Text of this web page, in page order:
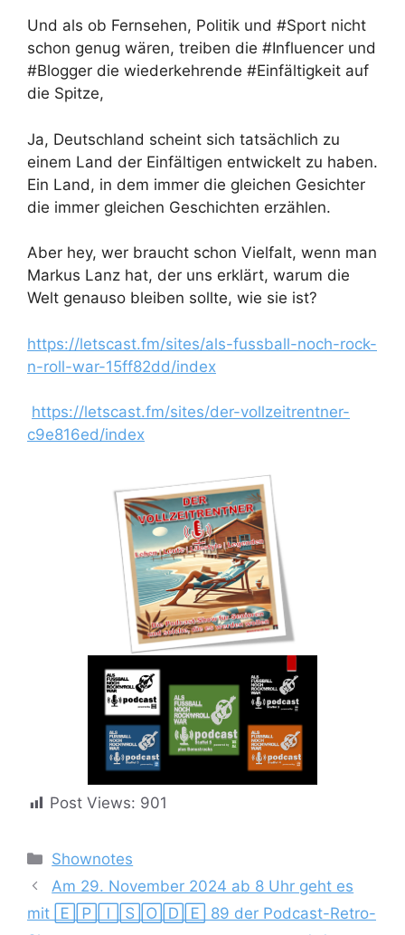
Und als ob Fernsehen, Politik und #Sport nicht
schon genug wären, treiben die #Influencer und
#Blogger die wiederkehrende #Einfältigkeit auf
die Spitze,
Ja, Deutschland scheint sich tatsächlich zu
einem Land der Einfältigen entwickelt zu haben.
Ein Land, in dem immer die gleichen Gesichter
die immer gleichen Geschichten erzählen.
Aber hey, wer braucht schon Vielfalt, wenn man
Markus Lanz hat, der uns erklärt, warum die
Welt genauso bleiben sollte, wie sie ist?
https://letscast.fm/sites/als-fussball-noch-rock-
n-roll-war-15ff82dd/index
https://letscast.fm/sites/der-vollzeitrentner-
c9e816ed/index
Post Views: 901
Kategorien
Shownotes
Am 29. November 2024 ab 8 Uhr geht es
mit 🄴🄿🄸🅂🄾🄳🄴 89 der Podcast-Retro-